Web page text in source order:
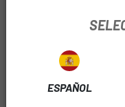
Carretera
TIPO DE VÁLVULA
LARGO VÁLVULA
ESPAÑOL